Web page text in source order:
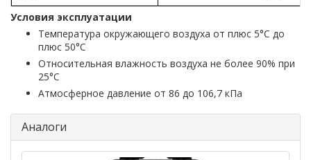
Условия эксплуатации
Температура окружающего воздуха от плюс 5°С до
плюс 50°С
Относительная влажность воздуха не более 90% при
25°С
Атмосферное давление от 86 до 106,7 кПа
Аналоги